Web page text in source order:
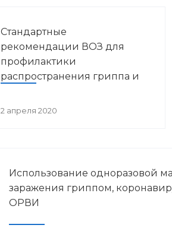
Стандартные
рекомендации ВОЗ для
профилактики
распространения гриппа и
2 апреля 2020
Использование одноразовой
заражения гриппом,
ОРВИ